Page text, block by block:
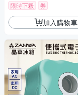
限時下殺
券
加入購物車